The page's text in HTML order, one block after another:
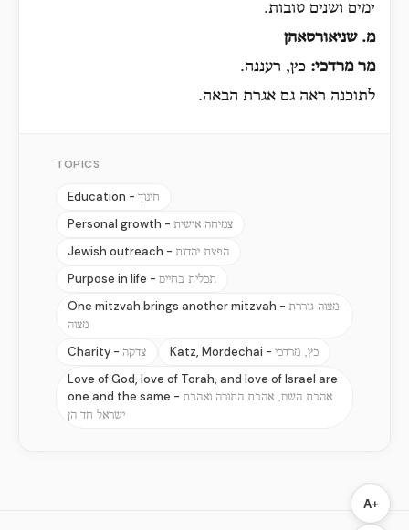
ימים ושנים טובות.
מ. שניאורסאהן
מר מרדכי: כץ, רעננה.
לתוכנה ראה גם אגרת הבאה.
TOPICS
Education - חינוך
Personal growth - צמיחה אישית
Jewish outreach - הפצת יהדות
Purpose in life - תכלית בחיים
One mitzvah brings another mitzvah - מצוה גוררת
מצוה
Charity - צדקה Katz, Mordechai - כץ, מרדכי
Love of God, love of Torah, and love of Israel are
one and the same - אהבת השם, אהבת התורה ואהבת
ישראל חד הן
A+